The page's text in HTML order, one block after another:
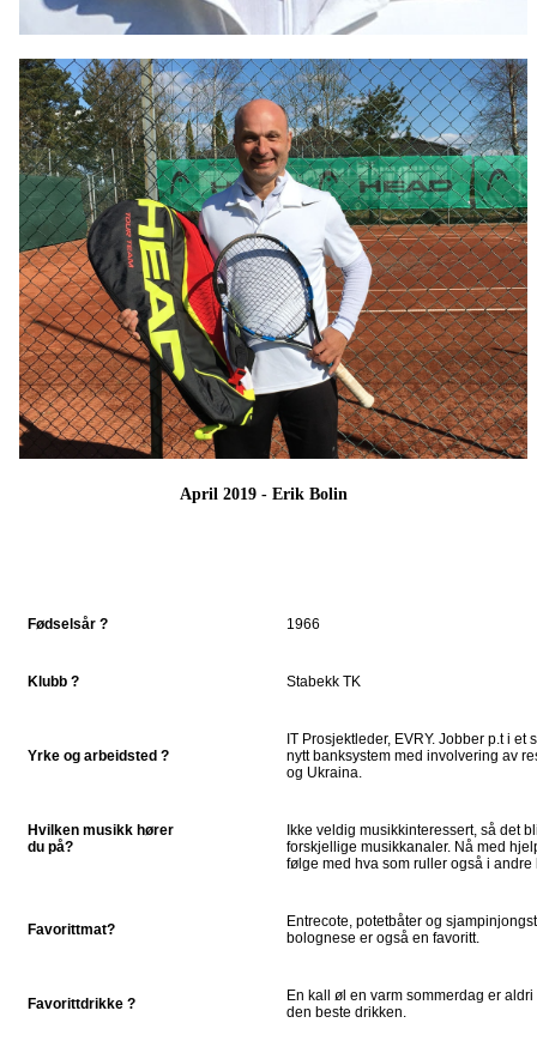
April 2019 - Erik Bolin
Fødselsår ? 1966
Klubb ? Stabekk TK
Yrke og arbeidsted ?
IT Prosjektleder, EVRY. Jobber p.t i et
nytt banksystem med involvering av
og Ukraina.
Hvilken musikk hører
du på?
Ikke veldig musikkinteressert, så det
forskjellige musikkanaler. Nå med
følge med hva som ruller også i andre
Favorittmat?
Entrecote, potetbåter og
bolognese er også en favoritt.
Favorittdrikke ?
En kall øl en varm sommerdag er
den beste drikken.